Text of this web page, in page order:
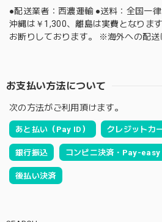
●配送業者：西濃運輸 ●送料：全国一
沖縄は￥1,300、離島は実費となりま
お断りしております。 ※海外への配送
お支払い方法について
次の方法がご利用頂けます。
あと払い（Pay ID） クレジットカ
銀行振込 コンビニ決済・Pay-easy
後払い決済